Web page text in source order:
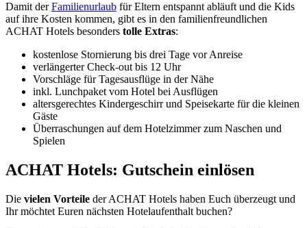
Damit derFamilienurlaub für Eltern entspannt abläuft und die Kids
auf ihre Kosten kommen, gibt es in den familienfreundlichen
ACHAT Hotels besonders tolle Extras:
kostenlose Stornierung bis drei Tage vor Anreise
verlängerter Check-out bis 12 Uhr
Vorschläge für Tagesausflüge in der Nähe
inkl. Lunchpaket vom Hotel bei Ausflügen
altersgerechtes Kindergeschirr und Speisekarte für die kleinen
Gäste
Überraschungen auf dem Hotelzimmer zum Naschen und
Spielen
ACHAT Hotels: Gutschein einlösen
Die vielen Vorteile der ACHAT Hotels haben Euch überzeugt und
Ihr möchtet Euren nächsten Hotelaufenthalt buchen?